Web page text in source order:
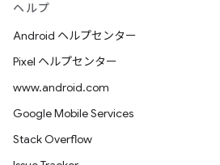
ヘルプ
Android ヘルプセンター
Pixel ヘルプセンター
www.android.com
Google Mobile Services
Stack Overflow